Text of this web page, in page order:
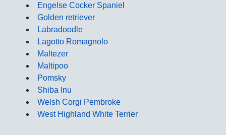
Engelse Cocker Spaniel
Golden retriever
Labradoodle
Lagotto Romagnolo
Maltezer
Maltipoo
Pomsky
Shiba Inu
Welsh Corgi Pembroke
West Highland White Terrier